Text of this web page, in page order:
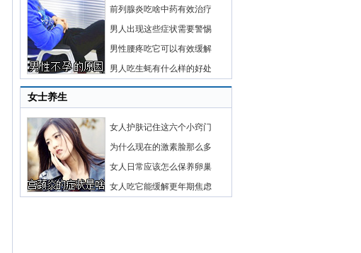
前列腺炎吃啥中药有效治疗
男人出现这些症状需要警惕
男性腰疼吃它可以有效缓解
男人吃生蚝有什么样的好处
女士养生
女人护肤记住这六个小窍门
为什么现在的激素脸那么多
女人日常应该怎么保养卵巢
女人吃它能缓解更年期焦虑